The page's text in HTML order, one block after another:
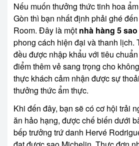
Nếu muốn thưởng thức tinh hoa
Gòn thì bạn nhất định phải ghé
Room. Đây là một nhà hàng 5 sao
phong cách hiện đại và thanh lịch.
đều được nhập khẩu với tiêu
điểm thêm vẻ sang trọng cho
thực khách cảm nhận được sự
thưởng thức ẩm thực.
Khi đến đây, bạn sẽ có cơ hội trải
ăn hảo hạng, được chế biến dưới
bếp trưởng trứ danh Hervé